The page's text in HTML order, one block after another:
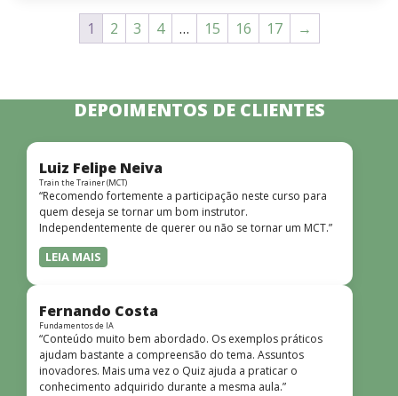
1 2 3 4 … 15 16 17 →
DEPOIMENTOS DE CLIENTES
Luiz Felipe Neiva
Train the Trainer (MCT)
“Recomendo fortemente a participação neste curso para
quem deseja se tornar um bom instrutor.
Independentemente de querer ou não se tornar um MCT.”
LEIA MAIS
Fernando Costa
Fundamentos de IA
“Conteúdo muito bem abordado. Os exemplos práticos
ajudam bastante a compreensão do tema. Assuntos
inovadores. Mais uma vez o Quiz ajuda a praticar o
conhecimento adquirido durante a mesma aula.”